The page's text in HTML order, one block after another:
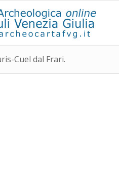
Cuel dal Frari.